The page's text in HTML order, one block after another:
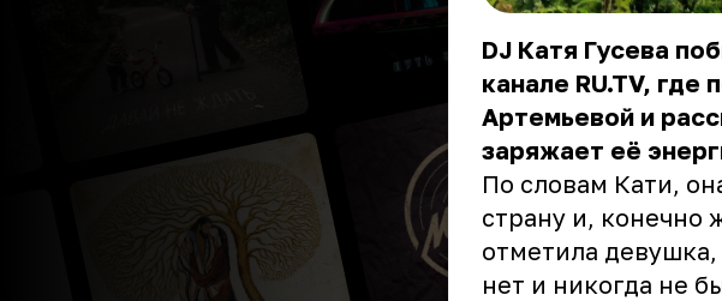
DJ Катя Гусева
канале RU.TV,
Артемьевой и
заряжает её
По словам Кати,
страну и, конечно
отметила
нет и никогда не